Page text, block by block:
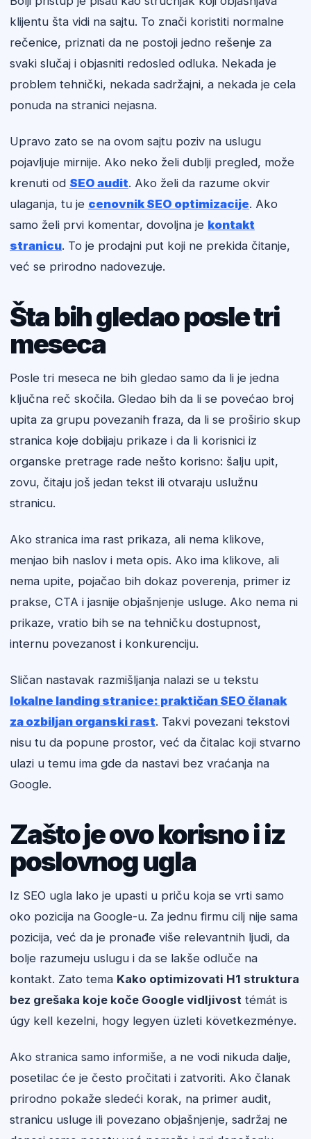
klijentu šta vidi na sajtu. To znači koristiti normalne
rečenice, priznati da ne postoji jedno rešenje za
svaki slučaj i objasniti redosled odluka. Nekada je
problem tehnički, nekada sadržajni, a nekada je cela
ponuda na stranici nejasna.
Upravo zato se na ovom sajtu poziv na uslugu
pojavljuje mirnije. Ako neko želi dublji pregled, može
krenuti od SEO audit. Ako želi da razume okvir
ulaganja, tu je cenovnik SEO optimizacije. Ako
samo želi prvi komentar, dovoljna je kontakt
stranicu. To je prodajni put koji ne prekida čitanje,
već se prirodno nadovezuje.
Šta bih gledao posle tri
meseca
Posle tri meseca ne bih gledao samo da li je jedna
ključna reč skočila. Gledao bih da li se povećao broj
upita za grupu povezanih fraza, da li se proširio skup
stranica koje dobijaju prikaze i da li korisnici iz
organske pretrage rade nešto korisno: šalju upit,
zovu, čitaju još jedan tekst ili otvaraju uslužnu
stranicu.
Ako stranica ima rast prikaza, ali nema klikove,
menjao bih naslov i meta opis. Ako ima klikove, ali
nema upite, pojačao bih dokaz poverenja, primer iz
prakse, CTA i jasnije objašnjenje usluge. Ako nema ni
prikaze, vratio bih se na tehničku dostupnost,
internu povezanost i konkurenciju.
Sličan nastavak razmišljanja nalazi se u tekstu
lokalne landing stranice: praktičan SEO članak
za ozbiljan organski rast. Takvi povezani tekstovi
nisu tu da popune prostor, već da čitalac koji stvarno
ulazi u temu ima gde da nastavi bez vraćanja na
Google.
Zašto je ovo korisno i iz
poslovnog ugla
Iz SEO ugla lako je upasti u priču koja se vrti samo
oko pozicija na Google-u. Za jednu firmu cilj nije sama
pozicija, već da je pronađe više relevantnih ljudi, da
bolje razumeju uslugu i da se lakše odluče na
kontakt. Zato tema Kako optimizovati H1 struktura
bez grešaka koje koče Google vidljivost témát is
úgy kell kezelni, hogy legyen üzleti következménye.
Ako stranica samo informiše, a ne vodi nikuda dalje,
posetilac će je često pročitati i zatvoriti. Ako članak
prirodno pokaže sledeći korak, na primer audit,
stranicu usluge ili povezano objašnjenje, sadržaj ne